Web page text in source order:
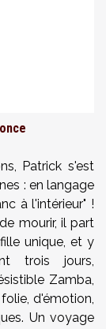
Patrick s'est
: en langage
à l'intérieur" !
mourir, il part
unique, et y
trois jours,
Zamba,
d'émotion,
Un voyage